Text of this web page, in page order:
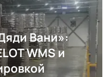
Вани»:
WMS и